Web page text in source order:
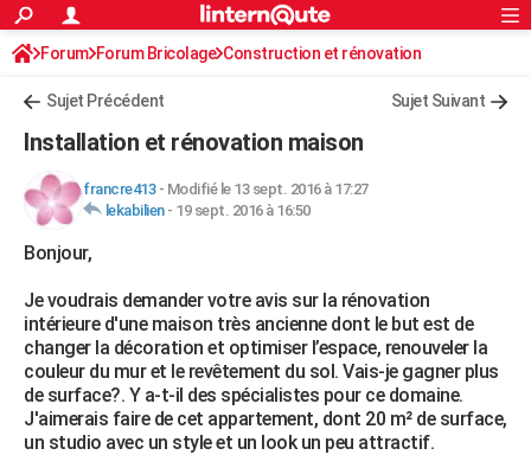
ACTUALITÉS
Politique
Société
Faits Divers
Education
Monde
Villes
+
FINANCE
Retraite
Impôts
Epargne
Immobilier
Risques naturels par ville
Banque
Assurance
Crédit
AUTO
Essais
Réserver un essai
Citadines
Berlines
SUV
Forum auto
+HIGH-TECH
Mobiles
Meilleur smartphone
Internet
Ordinateurs
Jeux vidéo
Guide high-tech
+BRICOLAGE
Forum
Aménagement intérieur
Extérieur
Cuisine
Salle de bains
Jardinage
Rangement
WEEK-END
Guides de France
Escapades
Patrimoine
Expositions
Musées
Week-end nature
LIFESTYLE
Rechercher
S'inscrire
Connexion
Forum Forum Bricolage Construction et rénovation
Sujet Précédent Sujet Suivant
Installation et rénovation maison
francre413- Modifié le 13 sept. 2016 à 17:27
lekabilien- 19 sept. 2016 à 16:50
Bonjour,
Je voudrais demander votre avis sur la rénovation
intérieure d'une maison très ancienne dont le but est de
changer la décoration et optimiser l’espace, renouveler la
couleur du mur et le revêtement du sol. Vais-je gagner plus
de surface?. Y a-t-il des spécialistes pour ce domaine.
J'aimerais faire de cet appartement, dont 20 m² de surface,
un studio avec un style et un look un peu attractif.